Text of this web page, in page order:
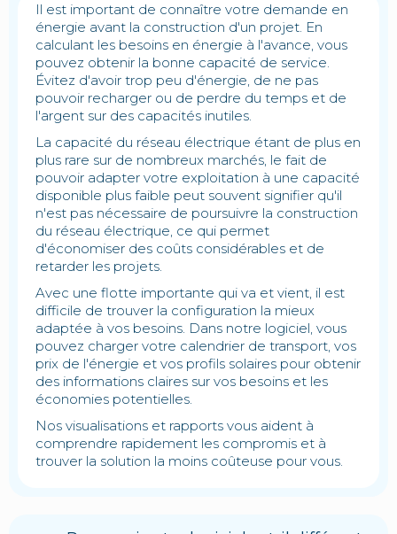
Il est important de connaître votre demande en
énergie avant la construction d'un projet. En
calculant les besoins en énergie à l'avance, vous
pouvez obtenir la bonne capacité de service.
Évitez d'avoir trop peu d'énergie, de ne pas
pouvoir recharger ou de perdre du temps et de
l'argent sur des capacités inutiles.
La capacité du réseau électrique étant de plus en
plus rare sur de nombreux marchés, le fait de
pouvoir adapter votre exploitation à une capacité
disponible plus faible peut souvent signifier qu'il
n'est pas nécessaire de poursuivre la construction
du réseau électrique, ce qui permet
d'économiser des coûts considérables et de
retarder les projets.
Avec une flotte importante qui va et vient, il est
difficile de trouver la configuration la mieux
adaptée à vos besoins. Dans notre logiciel, vous
pouvez charger votre calendrier de transport, vos
prix de l'énergie et vos profils solaires pour obtenir
des informations claires sur vos besoins et les
économies potentielles.
Nos visualisations et rapports vous aident à
comprendre rapidement les compromis et à
trouver la solution la moins coûteuse pour vous.